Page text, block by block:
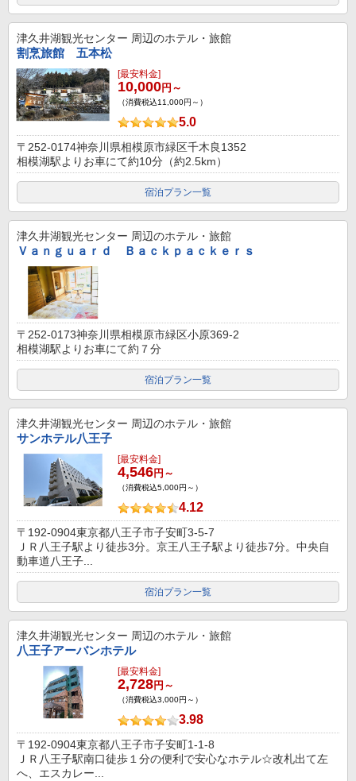
津久井湖観光センター 周辺のホテル・旅館
割烹旅館 五本松
[最安料金]
10,000円～
（消費税込11,000円～）
5.0
〒252-0174神奈川県相模原市緑区千木良1352
相模湖駅よりお車にて約10分（約2.5km）
宿泊プラン一覧
津久井湖観光センター 周辺のホテル・旅館
Ｖａｎｇｕａｒｄ Ｂａｃｋｐａｃｋｅｒｓ
〒252-0173神奈川県相模原市緑区小原369-2
相模湖駅よりお車にて約７分
宿泊プラン一覧
津久井湖観光センター 周辺のホテル・旅館
サンホテル八王子
[最安料金]
4,546円～
（消費税込5,000円～）
4.12
〒192-0904東京都八王子市子安町3-5-7
ＪＲ八王子駅より徒歩3分。京王八王子駅より徒歩7分。中央自
動車道八王子...
宿泊プラン一覧
津久井湖観光センター 周辺のホテル・旅館
八王子アーバンホテル
[最安料金]
2,728円～
（消費税込3,000円～）
3.98
〒192-0904東京都八王子市子安町1-1-8
ＪＲ八王子駅南口徒歩１分の便利で安心なホテル☆改札出て左
へ、エスカレー...